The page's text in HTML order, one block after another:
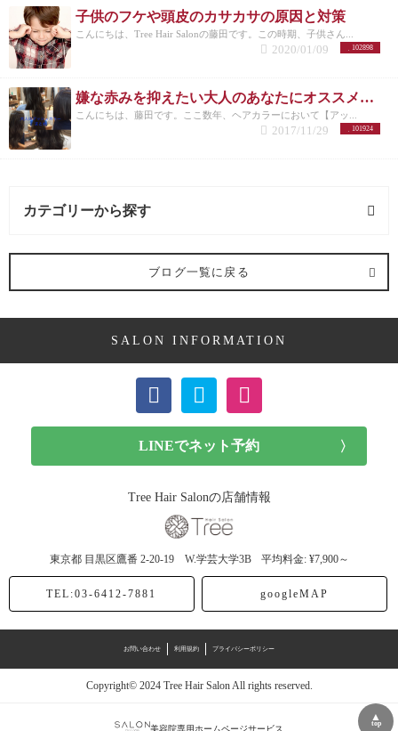
子供のフケや頭皮のカサカサの原因と対策
こんにちは、Tree Hair Salonの藤田です。この時期、子供さん...
102898
2020/01/09
嫌な赤みを抑えたい大人のあなたにオススメしたいヘアカラー【アッシュ】
こんにちは、藤田です。ここ数年、ヘアカラーにおいて【アッ...
101924
2017/11/29
カテゴリーから探す
髪型 (54記事)
ヘアドネーション (1記事)
ヘアカラー (40記事)
ブログ一覧に戻る
SALON INFORMATION
Tree Hair Salonの店舗情報
東京都 目黒区鷹番 2-20-19 W.学芸大学3B 平均料金: ¥7,900～
TEL:03-6412-7881 googleMAP
お問い合わせ 利用規約 プライバシーポリシー
Copyright© 2024 Tree Hair Salon All rights reserved.
▲
top